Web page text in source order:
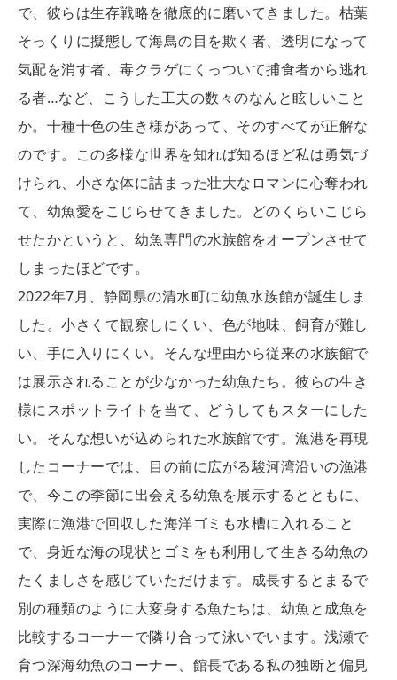
で、彼らは生存戦略を徹底的に磨いてきました。枯葉
そっくりに擬態して海鳥の目を欺く者、透明になって
気配を消す者、毒クラゲにくっついて捕食者から逃れ
る者…など、こうした工夫の数々のなんと眩しいこと
か。十種十色の生き様があって、そのすべてが正解な
のです。この多様な世界を知れば知るほど私は勇気づ
けられ、小さな体に詰まった壮大なロマンに心奪われ
て、幼魚愛をこじらせてきました。どのくらいこじら
せたかというと、幼魚専門の水族館をオープンさせて
しまったほどです。
2022年7月、静岡県の清水町に幼魚水族館が誕生しま
した。小さくて観察しにくい、色が地味、飼育が難し
い、手に入りにくい。そんな理由から従来の水族館で
は展示されることが少なかった幼魚たち。彼らの生き
様にスポットライトを当て、どうしてもスターにした
い。そんな想いが込められた水族館です。漁港を再現
したコーナーでは、目の前に広がる駿河湾沿いの漁港
で、今この季節に出会える幼魚を展示するとともに、
実際に漁港で回収した海洋ゴミも水槽に入れること
で、身近な海の現状とゴミをも利用して生きる幼魚の
たくましさを感じていただけます。成長するとまるで
別の種類のように大変身する魚たちは、幼魚と成魚を
比較するコーナーで隣り合って泳いでいます。浅瀬で
育つ深海幼魚のコーナー、館長である私の独断と偏見